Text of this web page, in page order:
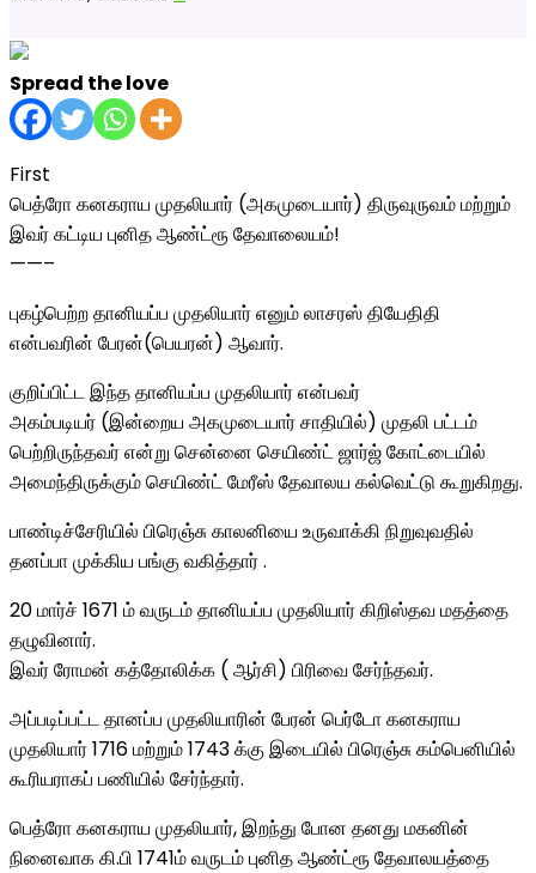
Spread the love
First
பெத்ரோ கனகராய முதலியார் (அகமுடையார்) திருவுருவம் மற்றும்
இவர் கட்டிய புனித ஆண்ட்ரூ தேவாலையம்!
——–
புகழ்பெற்ற தானியப்ப முதலியார் எனும் லாசரஸ் தியேதிதி
என்பவரின் பேரன்(பெயரன்) ஆவார்.
குறிப்பிட்ட இந்த தானியப்ப முதலியார் என்பவர்
அகம்படியர் (இன்றைய அகமுடையார் சாதியில்) முதலி பட்டம்
பெற்றிருந்தவர் என்று சென்னை செயிண்ட் ஜார்ஜ் கோட்டையில்
அமைந்திருக்கும் செயிண்ட் மேரீஸ் தேவாலய கல்வெட்டு கூறுகிறது.
பாண்டிச்சேரியில் பிரெஞ்சு காலனியை உருவாக்கி நிறுவுவதில்
தனப்பா முக்கிய பங்கு வகித்தார் .
20 மார்ச் 1671 ம் வருடம் தானியப்ப முதலியார் கிறிஸ்தவ மதத்தை
தழுவினார்.
இவர் ரோமன் கத்தோலிக்க ( ஆர்சி) பிரிவை சேர்ந்தவர்.
அப்படிப்பட்ட தானப்ப முதலியாரின் பேரன் பெர்டோ கனகராய
முதலியார் 1716 மற்றும் 1743 க்கு இடையில் பிரெஞ்சு கம்பெனியில்
கூரியராகப் பணியில் சேர்ந்தார்.
பெத்ரோ கனகராய முதலியார், இறந்து போன தனது மகனின்
நினைவாக கி.பி 1741ம் வருடம் புனித ஆண்ட்ரூ தேவாலயத்தை